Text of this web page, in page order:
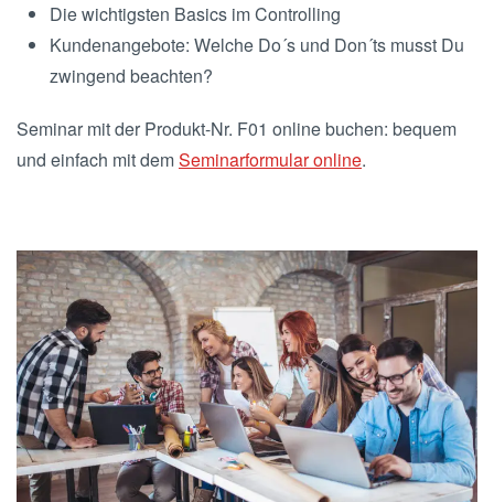
Die wichtigsten Basics im Controlling
Kundenangebote: Welche Do´s und Don´ts musst Du
zwingend beachten?
Seminar mit der Produkt-Nr. F01 online buchen: bequem
und einfach mit demSeminarformular online.